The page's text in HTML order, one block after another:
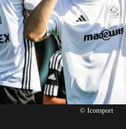
© Iconsport